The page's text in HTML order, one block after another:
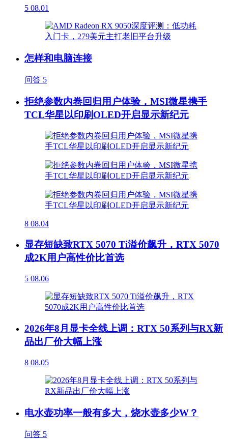
5 08.01
怎样和电脑连接
问答 5
拒绝参数内卷回归用户体验，MSI微星携手
TCL华星以印刷OLED开启显示新纪元
8 08.04
显存短缺致RTX 5070 Ti溢价飙升，RTX 5070
成2K用户高性价比首选
5 08.06
2026年8月显卡全线上调：RTX 50系列与RX新
品出厂价大幅上涨
8 08.05
电水壶功率一般有多大，烧水壶多少W？
问答 5